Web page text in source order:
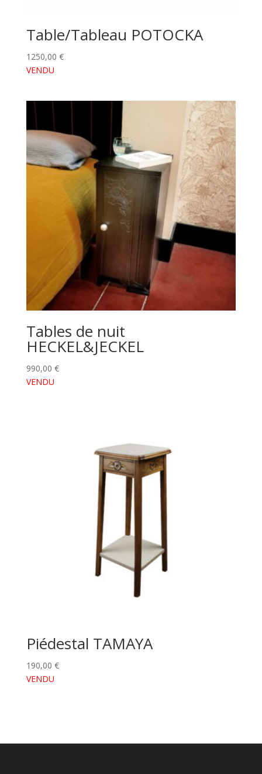
Table/Tableau POTOCKA
1250,00 €
VENDU
Tables de nuit
HECKEL&JECKEL
990,00 €
VENDU
Piédestal TAMAYA
190,00 €
VENDU